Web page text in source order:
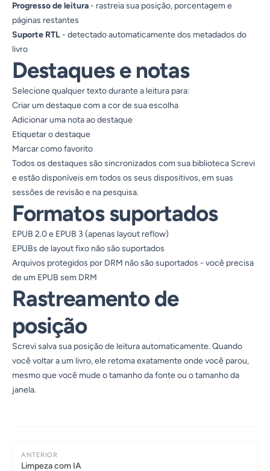
Progresso de leitura- rastreia sua posição, porcentagem e
páginas restantes
Suporte RTL- detectado automaticamente dos metadados do
livro
Destaques e notas
Selecione qualquer texto durante a leitura para:
Criar um destaque com a cor de sua escolha
Adicionar uma nota ao destaque
Etiquetar o destaque
Marcar como favorito
Todos os destaques são sincronizados com sua biblioteca Screvi
e estão disponíveis em todos os seus dispositivos, em suas
sessões de revisão e na pesquisa.
Formatos suportados
EPUB 2.0 e EPUB 3 (apenas layout reflow)
EPUBs de layout fixo não são suportados
Arquivos protegidos por DRM não são suportados - você precisa
de um EPUB sem DRM
Rastreamento de
posição
Screvi salva sua posição de leitura automaticamente. Quando
você voltar a um livro, ele retoma exatamente onde você parou,
mesmo que você mude o tamanho da fonte ou o tamanho da
janela.
ANTERIOR
Limpeza com IA